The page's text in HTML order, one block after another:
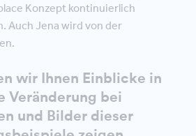
Konzept kontinuierlich
Auch Jena wird von der
wir Ihnen Einblicke in
Veränderung bei
und Bilder dieser